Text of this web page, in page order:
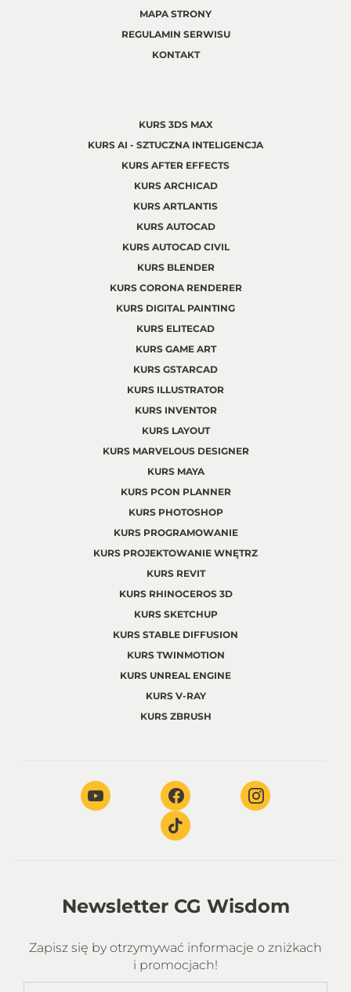
MAPA STRONY
REGULAMIN SERWISU
KONTAKT
KURS 3DS MAX
KURS AI - SZTUCZNA INTELIGENCJA
KURS AFTER EFFECTS
KURS ARCHICAD
KURS ARTLANTIS
KURS AUTOCAD
KURS AUTOCAD CIVIL
KURS BLENDER
KURS CORONA RENDERER
KURS DIGITAL PAINTING
KURS ELITECAD
KURS GAME ART
KURS GSTARCAD
KURS ILLUSTRATOR
KURS INVENTOR
KURS LAYOUT
KURS MARVELOUS DESIGNER
KURS MAYA
KURS PCON PLANNER
KURS PHOTOSHOP
KURS PROGRAMOWANIE
KURS PROJEKTOWANIE WNĘTRZ
KURS REVIT
KURS RHINOCEROS 3D
KURS SKETCHUP
KURS STABLE DIFFUSION
KURS TWINMOTION
KURS UNREAL ENGINE
KURS V-RAY
KURS ZBRUSH
Newsletter CG Wisdom
Zapisz się by otrzymywać informacje o zniżkach
i promocjach!